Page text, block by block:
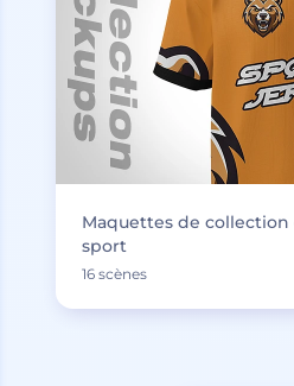
Maquettes de
sport
16 scènes